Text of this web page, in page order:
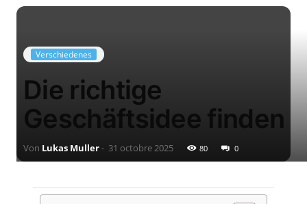
Verschiedenes
Die richtige
Geschäftsidee finden
Von Lukas Muller- 31 octobre 2025 80 0